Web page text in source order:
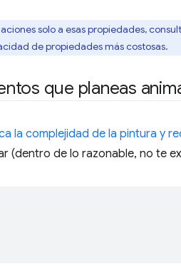
solo a esas propiedades,
de propiedades más costosas.
que planeas
la complejidad de la pintura y
(dentro de lo razonable, no te